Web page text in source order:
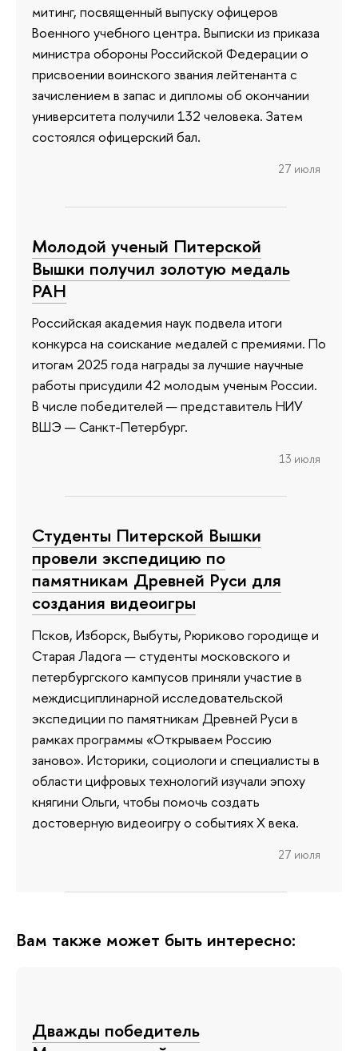
митинг, посвященный выпуску офицеров
Военного учебного центра. Выписки из приказа
министра обороны Российской Федерации о
присвоении воинского звания лейтенанта с
зачислением в запас и дипломы об окончании
университета получили 132 человека. Затем
состоялся офицерский бал.
27 июля
Молодой ученый Питерской
Вышки получил золотую медаль
РАН
Российская академия наук подвела итоги
конкурса на соискание медалей с премиями. По
итогам 2025 года награды за лучшие научные
работы присудили 42 молодым ученым России.
В числе победителей — представитель НИУ
ВШЭ — Санкт-Петербург.
13 июля
Студенты Питерской Вышки
провели экспедицию по
памятникам Древней Руси для
создания видеоигры
Псков, Изборск, Выбуты, Рюриково городище и
Старая Ладога — студенты московского и
петербургского кампусов приняли участие в
междисциплинарной исследовательской
экспедиции по памятникам Древней Руси в
рамках программы «Открываем Россию
заново». Историки, социологи и специалисты в
области цифровых технологий изучали эпоху
княгини Ольги, чтобы помочь создать
достоверную видеоигру о событиях X века.
27 июля
Вам также может быть интересно:
Дважды победитель